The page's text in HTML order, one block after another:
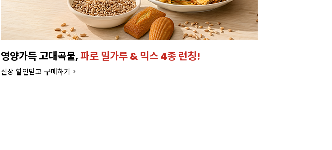
영양가득 고대곡물,파로 밀가루 & 믹스 4종 런칭!
신상 할인받고 구매하기 >